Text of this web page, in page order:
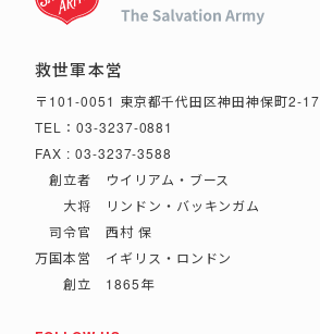
救世軍本営
〒101-0051 東京都千代田区神田神保町2-17
TEL：03-3237-0881
FAX : 03-3237-3588
創立者 ウイリアム・ブース
大将 リンドン・バッキンガム
司令官 西村 保
万国本営 イギリス・ロンドン
創立 1865年